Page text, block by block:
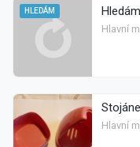
HLEDÁM
Hlavní
Hlavní